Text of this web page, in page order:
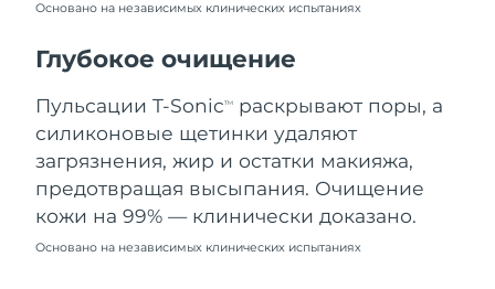
Основано на независимых клинических испытаниях
Глубокое очищение
Пульсации T-SonicTM
раскрывают поры, а
силиконовые щетинки удаляют
загрязнения, жир и остатки макияжа,
предотвращая высыпания. Очищение
кожи на 99% — клинически доказано.
Основано на независимых клинических испытаниях
Ожидаемая дата доставки
Мальта
Ожидаемая дата доставки
8/8/26
Мексика
Ожидаемая дата доставки
8/12/26